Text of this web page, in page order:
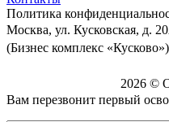
Политика
Москва, ул. Кусковская, д.
(Бизнес комплекс «Кусково»)
2026 ©
Вам перезвонит первый